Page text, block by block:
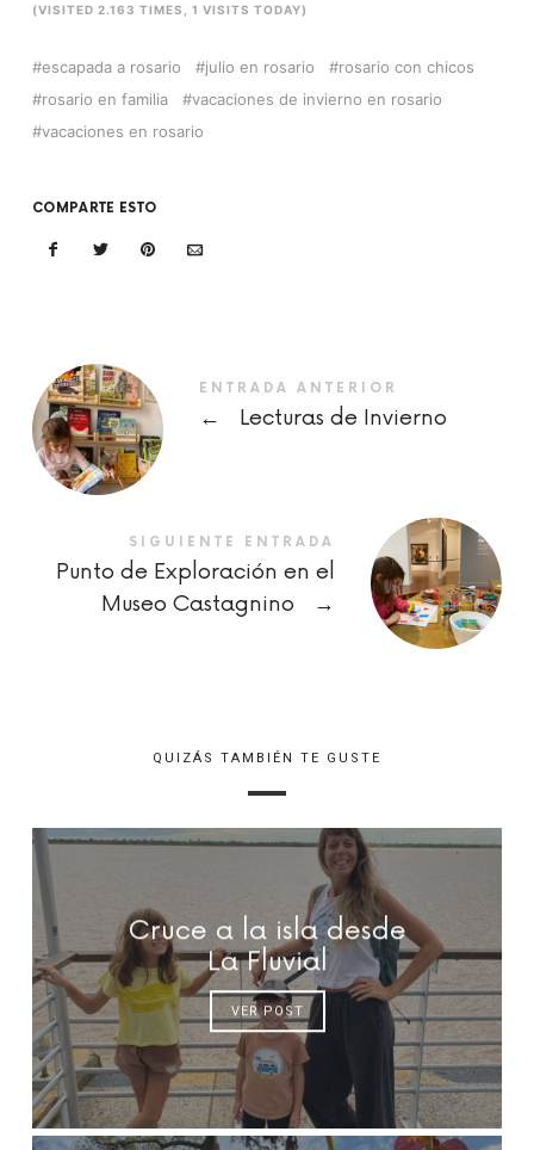
(VISITED 2.163 TIMES, 1 VISITS TODAY)
escapada a rosario julio en rosario
rosario con chicos
rosario en familia
vacaciones de invierno en rosario
vacaciones en rosario
COMPARTE ESTO
ENTRADA ANTERIOR
← Lecturas de Invierno
SIGUIENTE ENTRADA
Punto de Exploración en el
Museo Castagnino
→
QUIZÁS TAMBIÉN TE GUSTE
Cruce a la isla desde
La Fluvial
VER POST